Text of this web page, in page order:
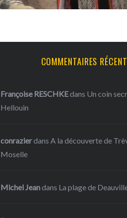
COMMENTAIRES
Françoise RESCHKEdans Un coin
Hellouin
conrazierdans A la découverte de
Moselle
Michel Jeandans La plage de